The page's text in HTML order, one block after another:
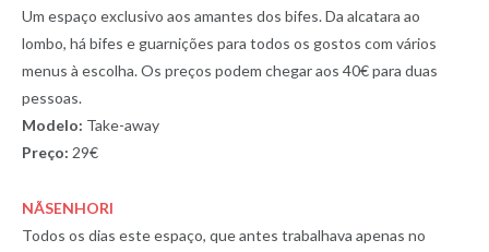
Um espaço exclusivo aos amantes dos bifes. Da alcatara ao
lombo, há bifes e guarnições para todos os gostos com vários
menus à escolha. Os preços podem chegar aos 40€ para duas
pessoas.
Modelo: Take-away
Preço: 29€
NÃSENHORI
Todos os dias este espaço, que antes trabalhava apenas no